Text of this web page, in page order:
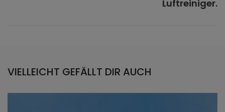
Luftreiniger.
VIELLEICHT GEFÄLLT DIR AUCH